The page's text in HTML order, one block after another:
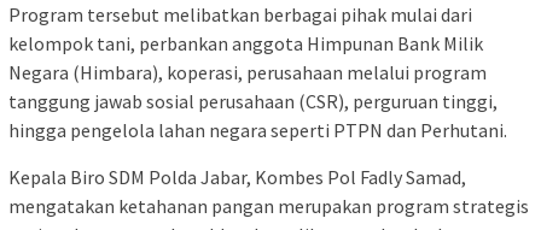
Program tersebut melibatkan berbagai pihak mulai dari
kelompok tani, perbankan anggota Himpunan Bank Milik
Negara (Himbara), koperasi, perusahaan melalui program
tanggung jawab sosial perusahaan (CSR), perguruan tinggi,
hingga pengelola lahan negara seperti PTPN dan Perhutani.
Kepala Biro SDM Polda Jabar, Kombes Pol Fadly Samad,
mengatakan ketahanan pangan merupakan program strategis